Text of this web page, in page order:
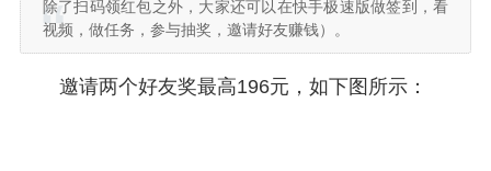
除了扫码领红包之外，大家还可以在快手极速版做签到，看
视频，做任务，参与抽奖，邀请好友赚钱）。
邀请两个好友奖最高196元，如下图所示：